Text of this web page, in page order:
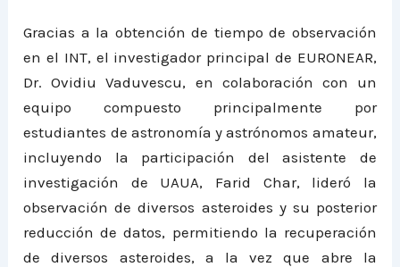
Gracias a la obtención de tiempo de observación
en el INT, el investigador principal de EURONEAR,
Dr. Ovidiu Vaduvescu, en colaboración con un
equipo compuesto principalmente por
estudiantes de astronomía y astrónomos amateur,
incluyendo la participación del asistente de
investigación de UAUA, Farid Char, lideró la
observación de diversos asteroides y su posterior
reducción de datos, permitiendo la recuperación
de diversos asteroides, a la vez que abre la